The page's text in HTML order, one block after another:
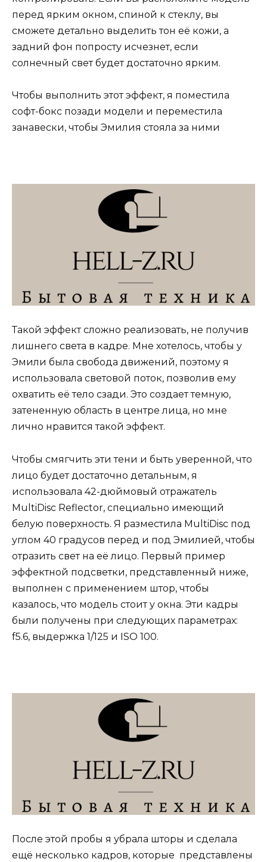
перед ярким окном, спиной к стеклу, вы
сможете детально выделить тон её кожи, а
задний фон попросту исчезнет, если
солнечный свет будет достаточно ярким.
Чтобы выполнить этот эффект, я поместила
софт-бокс позади модели и переместила
занавески, чтобы Эмилия стояла за ними
Такой эффект сложно реализовать, не получив
лишнего света в кадре. Мне хотелось, чтобы у
Эмили была свобода движений, поэтому я
использовала световой поток, позволив ему
охватить её тело сзади. Это создает темную,
затененную область в центре лица, но мне
лично нравится такой эффект.
Чтобы смягчить эти тени и быть уверенной, что
лицо будет достаточно детальным, я
использовала 42-дюймовый отражатель
MultiDisc Reflector, специально имеющий
белую поверхность. Я разместила MultiDisc под
углом 40 градусов перед и под Эмилией, чтобы
отразить свет на её лицо. Первый пример
эффектной подсветки, представленный ниже,
выполнен с применением штор, чтобы
казалось, что модель стоит у окна. Эти кадры
были получены при следующих параметрах:
f5.6, выдержка 1/125 и ISO 100.
После этой пробы я убрала шторы и сделала
ещё несколько кадров, которые представлены